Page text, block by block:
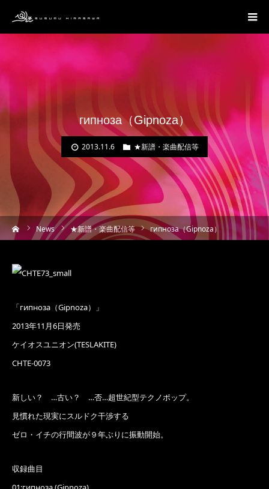
гипноза（Gipnoza）
2013.11.6 ★新譜・楽曲配信等
ム News ★新譜・楽曲配信等 гипноза（Gipnoza）
「гипноза（Gipnoza）」
2013年11月6日発売
ケイオスユニオン(TESLAKITE)
CHTE-0073
新しい？ …古い？ …否…超世紀型テクノポップ。
見慣れた現実にスルドク干渉する
ゼロ・イチの行間波が９年ぶりに振動開始。
収録曲目